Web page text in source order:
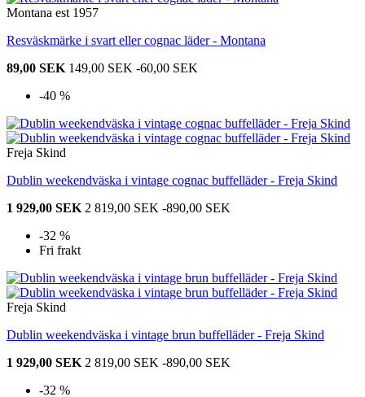
Montana est 1957
Resväskmärke i svart eller cognac läder - Montana
89,00 SEK 149,00 SEK -60,00 SEK
-40 %
Freja Skind
Dublin weekendväska i vintage cognac buffelläder - Freja Skind
1 929,00 SEK 2 819,00 SEK -890,00 SEK
-32 %
Fri frakt
Freja Skind
Dublin weekendväska i vintage brun buffelläder - Freja Skind
1 929,00 SEK 2 819,00 SEK -890,00 SEK
-32 %